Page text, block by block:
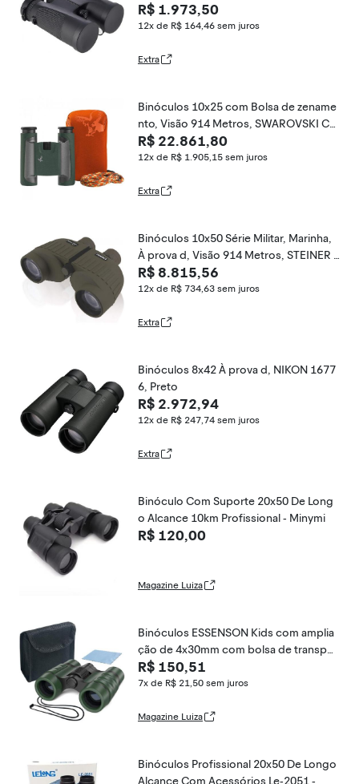
R$ 1.973,50
12x de R$ 164,46 sem juros
Extra
Binóculos 10x25 com Bolsa de zename
nto, Visão 914 Metros, SWAROVSKI CL
, Verde
R$ 22.861,80
12x de R$ 1.905,15 sem juros
Extra
Binóculos 10x50 Série Militar, Marinha,
À prova d, Visão 914 Metros, STEINER 2
035, Verde
R$ 8.815,56
12x de R$ 734,63 sem juros
Extra
Binóculos 8x42 À prova d, NIKON 1677
6, Preto
R$ 2.972,94
12x de R$ 247,74 sem juros
Extra
Binóculo Com Suporte 20x50 De Long
o Alcance 10km Profissional - Minymi
R$ 120,00
Magazine Luiza
Binóculos ESSENSON Kids com amplia
ção de 4x30mm com bolsa de transpor
tR$ 150,51
7x de R$ 21,50 sem juros
Magazine Luiza
Binóculos Profissional 20x50 De Longo
Alcance Com Acessórios Le-2051 -